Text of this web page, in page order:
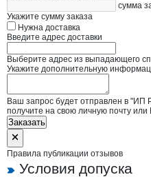
сумма
Укажите сумму заказа
Нужна доставка
Введите адрес доставки
Выберите адрес из выпадающего
Укажите дополнительную
Ваш запрос будет отправлен в "ИП
получите на свою личную почту или
Заказать
Правила публикации отзывов
Условия допуска